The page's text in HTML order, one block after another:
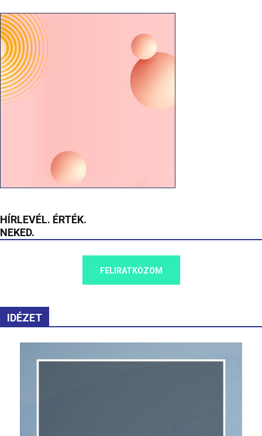
HÍRLEVÉL. ÉRTÉK.
NEKED.
FELIRATKOZOM
IDÉZET